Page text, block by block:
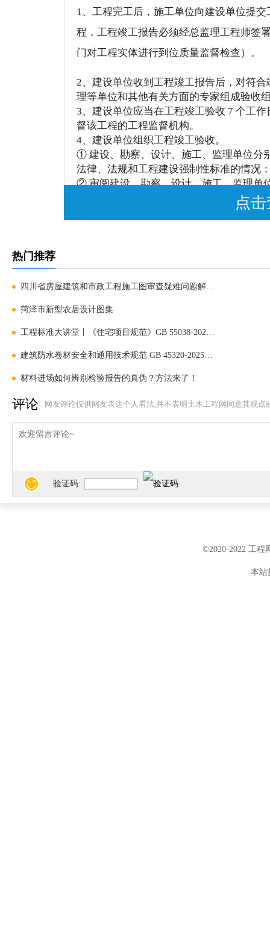
1、工程完工后，施工单位向建设单位提
程，工程竣工报告必须经总监理工程师签
门对工程实体进行到位质量监督检查）。
2、建设单位收到工程竣工报告后，对符
理等单位和其他有关方面的专家组成验收
3、建设单位应当在工程竣工验收 7 个工
督该工程的工程监督机构。
4、建设单位组织工程竣工验收。
① 建设、勘察、设计、施工、监理单位分
法律、法规和工程建设强制性标准的情况
② 审阅建设、勘察、设计、施工、监理单
④ 对工程施工、设备安装质量和各管理
1、已完成设计和合同规定的各项内容；
计文件规定及合同要求；
3、工程资料符合要求；
关专业质量验收规范的规定。
6、各专项验收及有关专业系统验收全部通
备注：当前各地推行联合验收并联办理，
由建设单位负责按联合验收要求同步申请
1）消防验收 / 备案相关文件
5）智能建筑的有关验收合格文件
点
热门推荐
四川省房屋建筑和市政工程施工图审查疑难问题解析（20
菏泽市新型农居设计图集
工程标准大讲堂丨《住宅项目规范》GB 55038-2025全章节
建筑防水卷材安全和通用技术规范 GB 45320-2025发布，
材料进场如何辨别检验报告的真伪？方法来了！
评论 网友评论仅供网友表达个人看法,并不表明土木工程网同意其观点
验证码:
©2020-2022 工程
本站